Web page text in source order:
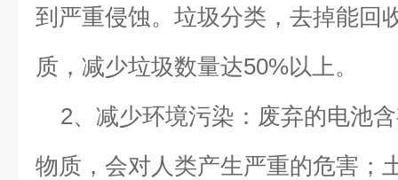
到严重侵蚀。垃圾分类，去掉能回
质，减少垃圾数量达50%以上。
2、减少环境污染：废弃的电池
物质，会对人类产生严重的危害；